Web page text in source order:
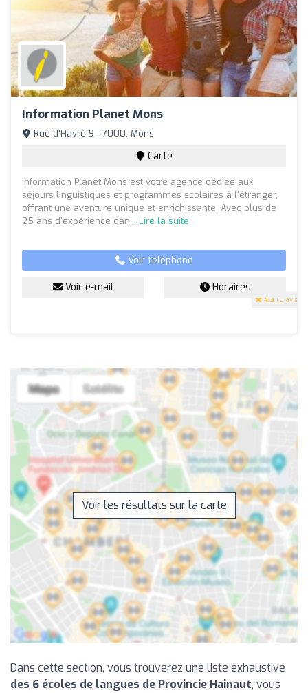
Information Planet Mons
4.3 (6 avis)
Rue d'Havré 9 - 7000, Mons
Carte
Information Planet Mons est votre agence dédiée aux
séjours linguistiques et programmes scolaires à l'étranger,
offrant une aventure unique et enrichissante. Avec plus de
25 ans d'expérience dan... Lire la suite
Voir téléphone
Voir e-mail Horaires
Voir les résultats sur la carte
Dans cette section, vous trouverez une liste exhaustive
des 6 écoles de langues de Provincie Hainaut, vous